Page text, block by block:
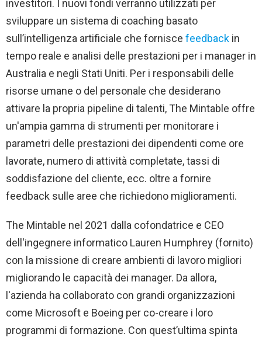
investitori. I nuovi fondi verranno utilizzati per
sviluppare un sistema di coaching basato
sull’intelligenza artificiale che fornisce feedback in
tempo reale e analisi delle prestazioni per i manager in
Australia e negli Stati Uniti. Per i responsabili delle
risorse umane o del personale che desiderano
attivare la propria pipeline di talenti, The Mintable offre
un'ampia gamma di strumenti per monitorare i
parametri delle prestazioni dei dipendenti come ore
lavorate, numero di attività completate, tassi di
soddisfazione del cliente, ecc. oltre a fornire
feedback sulle aree che richiedono miglioramenti.
The Mintable nel 2021 dalla cofondatrice e CEO
dell'ingegnere informatico Lauren Humphrey (fornito)
con la missione di creare ambienti di lavoro migliori
migliorando le capacità dei manager. Da allora,
l'azienda ha collaborato con grandi organizzazioni
come Microsoft e Boeing per co-creare i loro
programmi di formazione. Con quest’ultima spinta